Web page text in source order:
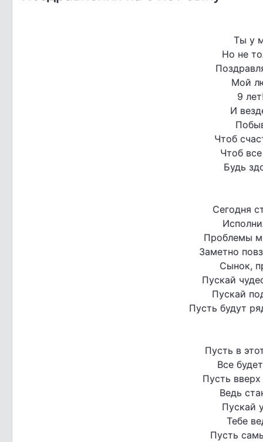
Ты у
Но не
Мой
9
И
Чтоб
Чтоб
Будь
Сегодня
Проблемы
Заметно
Сынок,
Пускай
Пускай
Пусть будут
Пусть в
Все
Пусть
Ведь
Пускай
Тебе
Пусть